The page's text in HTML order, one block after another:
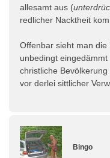
allesamt aus (
redlicher Nacktheit
Offenbar sieht man die
unbedingt
christliche
vor derlei sittlicher
Bingo